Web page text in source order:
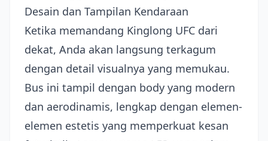
Desain dan Tampilan Kendaraan
Ketika memandang Kinglong UFC dari
dekat, Anda akan langsung terkagum
dengan detail visualnya yang memukau.
Bus ini tampil dengan body yang modern
dan aerodinamis, lengkap dengan elemen-
elemen estetis yang memperkuat kesan